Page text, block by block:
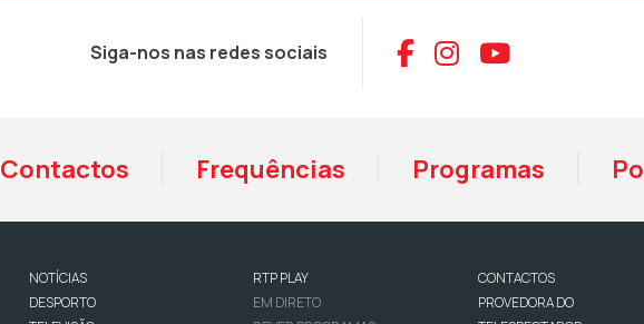
Siga-nos nas redes sociais Aceder ao
Aceder ao
Aceder ao
Contactos Frequências Programas
NOTÍCIAS
DESPORTO
RTP PLAY
EM DIRETO
CONTACTOS
PROVEDORA DO